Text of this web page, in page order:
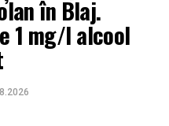
Arhiepiscopale Majore
pădurea Blaj–Cărbunari.
în pădure și Sanctuar
și Dumnezeiasca
va fi celebrat Paraclisul
în Blaj.
1 mg/l alcool